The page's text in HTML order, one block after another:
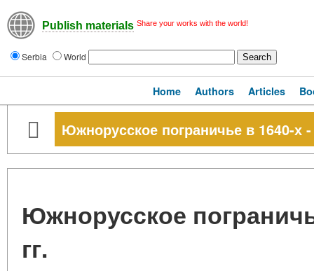
Publish materials Share your works with the world!
Serbia World
Home Authors Articles
Южнорусское пограничье в 1640-х -
Южнорусское
гг.